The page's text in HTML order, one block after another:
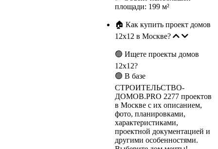
площади: 199 м²
🏠 Как купить проект домов
12х12 в Москве?
🟢 Ищете проекты домов
12х12?
🟢 В базе
СТРОИТЕЛЬСТВО-
ДОМОВ.PRO 2277 проектов
в Москве с их описанием,
фото, планировками,
характеристиками,
проектной документацией и
другими особенностями.